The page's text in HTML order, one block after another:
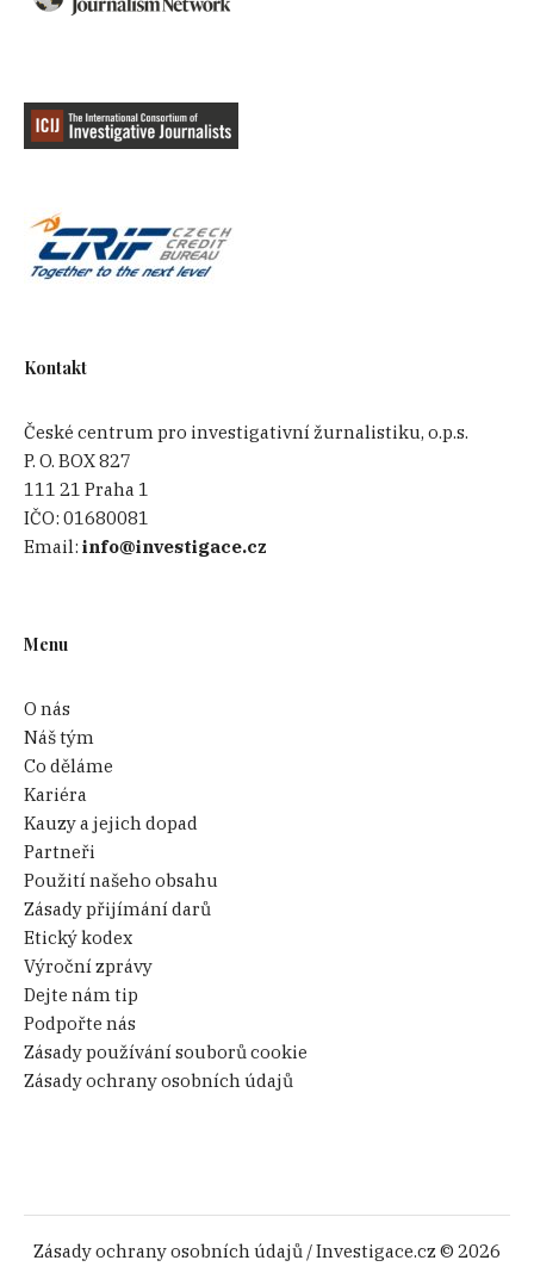
Kontakt
České centrum pro investigativní žurnalistiku, o.p.s.
P. O. BOX 827
111 21 Praha 1
IČO:01680081
Email:info@investigace.cz
Menu
O nás
Náš tým
Co děláme
Kariéra
Kauzy a jejich dopad
Partneři
Použití našeho obsahu
Zásady přijímání darů
Etický kodex
Výroční zprávy
Dejte nám tip
Podpořte nás
Zásady používání souborů cookie
Zásady ochrany osobních údajů
Zásady ochrany osobních údajů / Investigace.cz © 2026